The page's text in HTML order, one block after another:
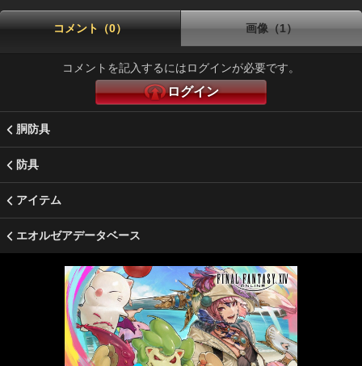
コメント（0） 画像（1）
コメントを記入するにはログインが必要です。
ログイン
胴防具
防具
アイテム
エオルゼアデータベース